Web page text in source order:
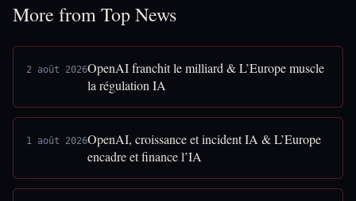
More from Top News
2 août 2026OpenAI franchit le milliard & L’Europe muscle
la régulation IA
1 août 2026OpenAI, croissance et incident IA & L’Europe
encadre et finance l’IA